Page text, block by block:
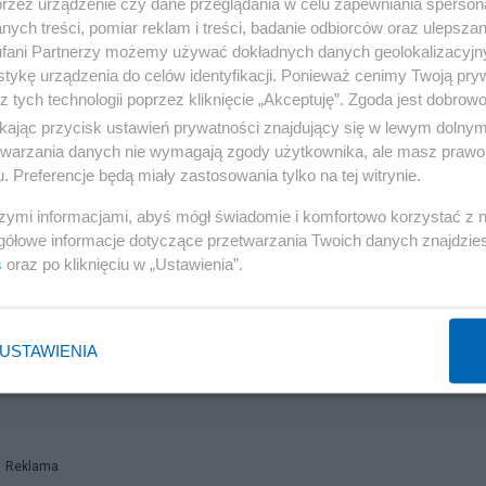
norma w La Lidze. Rozgrywki uważają, że to normalne,
Rozgrywki, które kiedyś należały do Ronaldinho,
To piękna nacja, która mnie przyjęła i którą kocham,
rasistowskiego kraju. Przykro mi z powodu
jest znana jako kraj rasistów. I niestety nie mam
się z tym. Jestem jednak silny i dojdę do
stąd - napisał w oświadczeniu Vinicius, cytowany
Reklama
treści, pomiar reklam i treści, badanie odbiorców oraz
Partnerzy możemy używać dokładnych danych
urządzenia do celów identyfikacji. Ponieważ cenimy Twoją
tych technologii poprzez kliknięcie „Akceptuję”. Zgoda jest
przycisk ustawień prywatności znajdujący się w lewym
danych nie wymagają zgody użytkownika, ale masz
Preferencje będą miały zastosowania tylko na tej witrynie.
informacjami, abyś mógł świadomie i komfortowo korzystać z
informacje dotyczące przetwarzania Twoich danych
oraz po kliknięciu w „Ustawienia”.
USTAWIENIA